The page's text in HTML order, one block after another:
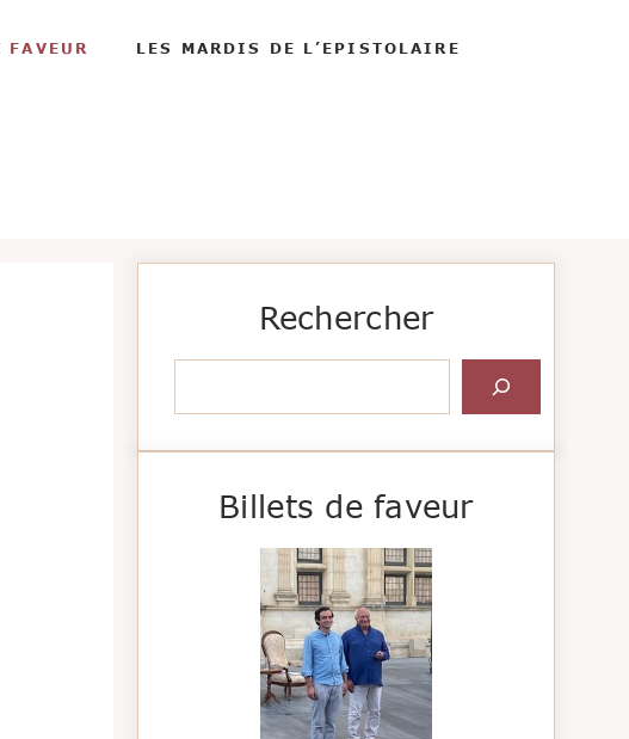
LES MARDIS DE L’EPISTOLAIRE
Rechercher
Billets de faveur